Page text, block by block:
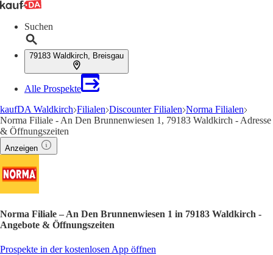
Suchen
79183 Waldkirch, Breisgau
Alle Prospekte
kaufDA Waldkirch Filialen Discounter Filialen Norma Filialen
Norma Filiale - An Den Brunnenwiesen 1, 79183 Waldkirch - Adresse
& Öffnungszeiten
Anzeigen
Norma Filiale – An Den Brunnenwiesen 1 in 79183 Waldkirch -
Angebote & Öffnungszeiten
Prospekte in der kostenlosen App öffnen